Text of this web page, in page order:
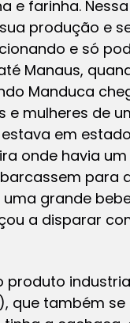
e farinha.
produção e
e só
Manaus,
Manduca
mulheres de
em
onde havia
para
grande
a disparar
produto
que também